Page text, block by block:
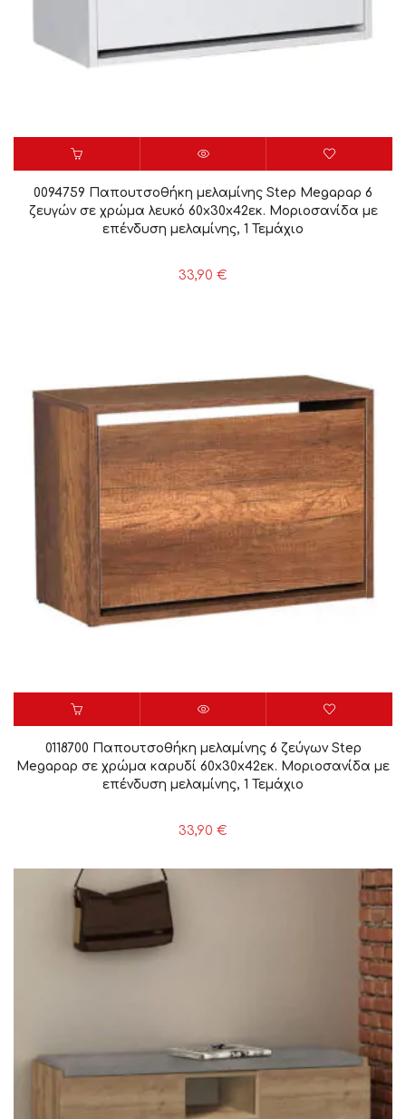
0094759 Παπουτσοθήκη μελαμίνης Step Megapap 6
ζευγών σε χρώμα λευκό 60x30x42εκ. Μοριοσανίδα με
επένδυση μελαμίνης, 1 Τεμάχιο
33,90 €
0118700 Παπουτσοθήκη μελαμίνης 6 ζεύγων Step
Megapap σε χρώμα καρυδί 60x30x42εκ. Μοριοσανίδα με
επένδυση μελαμίνης, 1 Τεμάχιο
33,90 €